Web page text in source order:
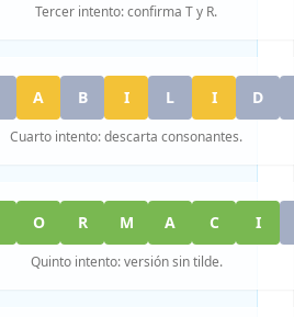
Tercer intento: confirma T y R.
A B I L I D
Cuarto intento: descarta consonantes.
O R M A C I
Quinto intento: versión sin tilde.